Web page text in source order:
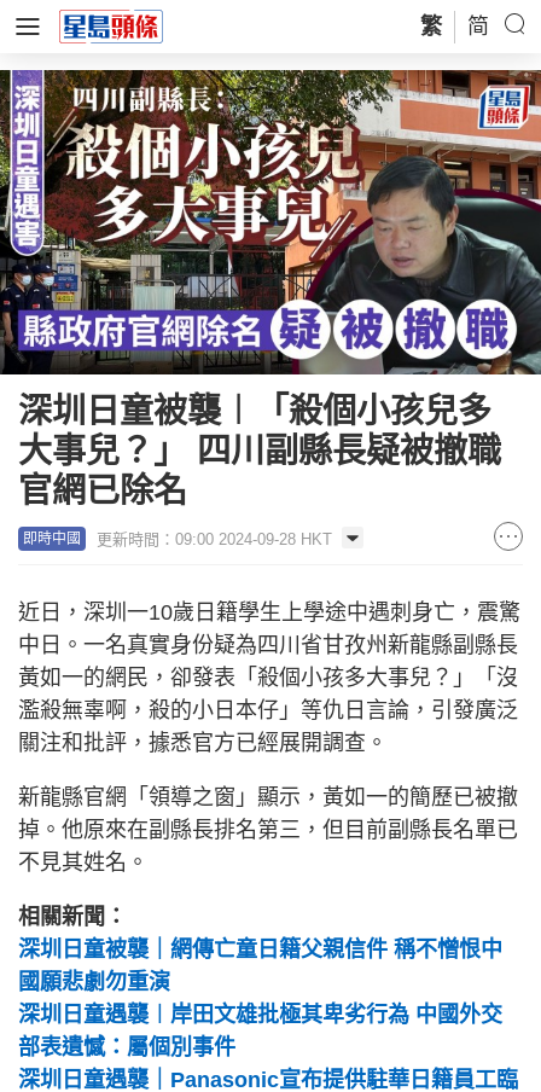
繁 简
深圳日童被襲︱「殺個小孩兒多
大事兒？」 四川副縣長疑被撤職
官網已除名
即時中國 更新時間：09:00 2024-09-28 HKT
近日，深圳一10歲日籍學生上學途中遇刺身亡，震驚
中日。一名真實身份疑為四川省甘孜州新龍縣副縣長
黃如一的網民，卻發表「殺個小孩多大事兒？」「沒
濫殺無辜啊，殺的小日本仔」等仇日言論，引發廣泛
關注和批評，據悉官方已經展開調查。
新龍縣官網「領導之窗」顯示，黃如一的簡歷已被撤
掉。他原來在副縣長排名第三，但目前副縣長名單已
不見其姓名。
相關新聞：
深圳日童被襲｜網傳亡童日籍父親信件 稱不憎恨中
國願悲劇勿重演
深圳日童遇襲︱岸田文雄批極其卑劣行為 中國外交
部表遺憾：屬個別事件
深圳日童遇襲｜Panasonic宣布提供駐華日籍員工臨